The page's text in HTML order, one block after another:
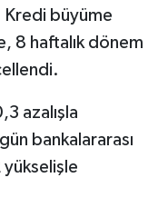
Kredi büyüme
8 haftalık dönem
azalışla
bankalararası
yükselişle